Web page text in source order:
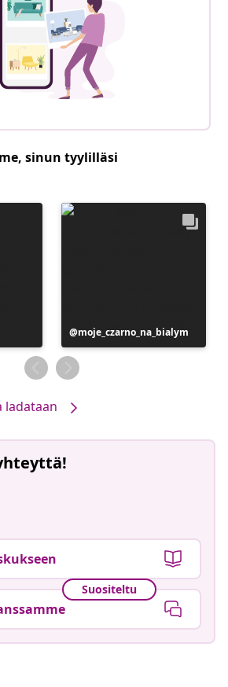
sinun tyylilläsi
Julkaissut
moje_czarno_na_bialym
ladataan
Suositeltu